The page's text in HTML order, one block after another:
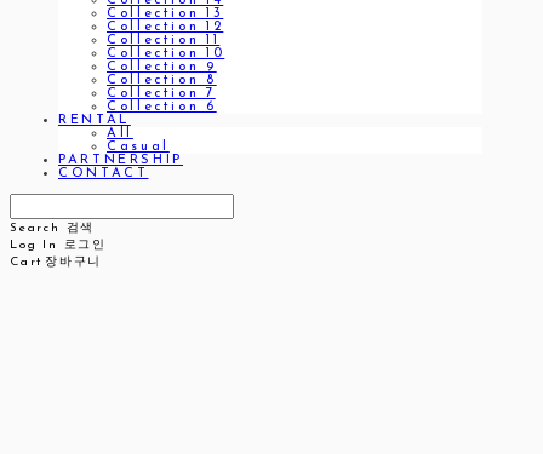
Collection 13
Collection 12
Collection 11
Collection 10
Collection 9
Collection 8
Collection 7
Collection 6
RENTAL
All
Casual
PARTNERSHIP
CONTACT
Search
검색
Log In
로그인
Cart 장바구니